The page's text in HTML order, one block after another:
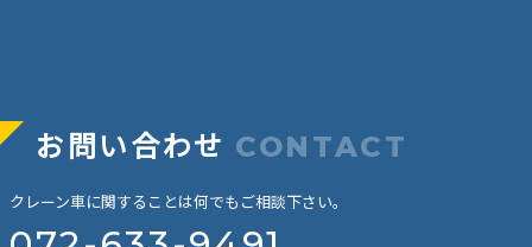
お問い合わせ CONTACT
クレーン車に関することは何でもご相談下さい。